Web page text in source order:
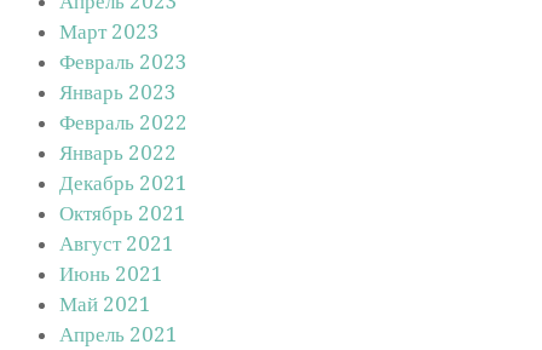
Март 2023
Февраль 2023
Январь 2023
Февраль 2022
Январь 2022
Декабрь 2021
Октябрь 2021
Август 2021
Июнь 2021
Май 2021
Апрель 2021